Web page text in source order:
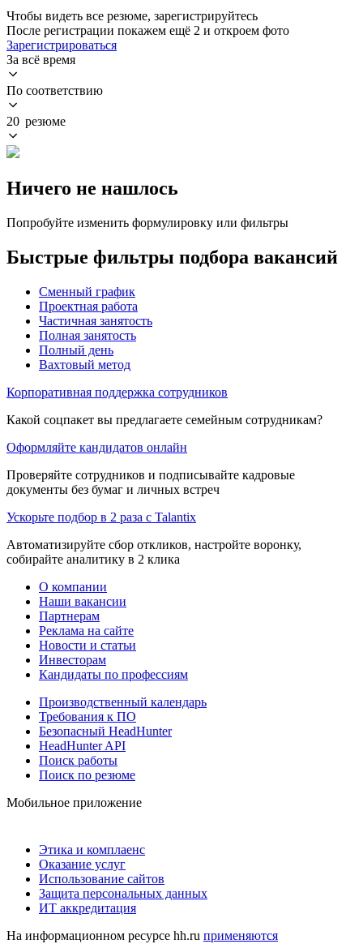
Чтобы видеть все резюме, зарегистрируйтесь
После регистрации покажем ещё 2 и откроем фото
Зарегистрироваться
За всё время
По соответствию
20 резюме
Ничего не нашлось
Попробуйте изменить формулировку или фильтры
Быстрые фильтры подбора вакансий
Сменный график
Проектная работа
Частичная занятость
Полная занятость
Полный день
Вахтовый метод
Корпоративная поддержка сотрудников
Какой соцпакет вы предлагаете семейным сотрудникам?
Оформляйте кандидатов онлайн
Проверяйте сотрудников и подписывайте кадровые
документы без бумаг и личных встреч
Ускорьте подбор в 2 раза с Talantix
Автоматизируйте сбор откликов, настройте воронку,
собирайте аналитику в 2 клика
О компании
Наши вакансии
Партнерам
Реклама на сайте
Новости и статьи
Инвесторам
Кандидаты по профессиям
Производственный календарь
Требования к ПО
Безопасный HeadHunter
HeadHunter API
Поиск работы
Поиск по резюме
Мобильное приложение
Этика и комплаенс
Оказание услуг
Использование сайтов
Защита персональных данных
ИТ аккредитация
На информационном ресурсе hh.ru применяются